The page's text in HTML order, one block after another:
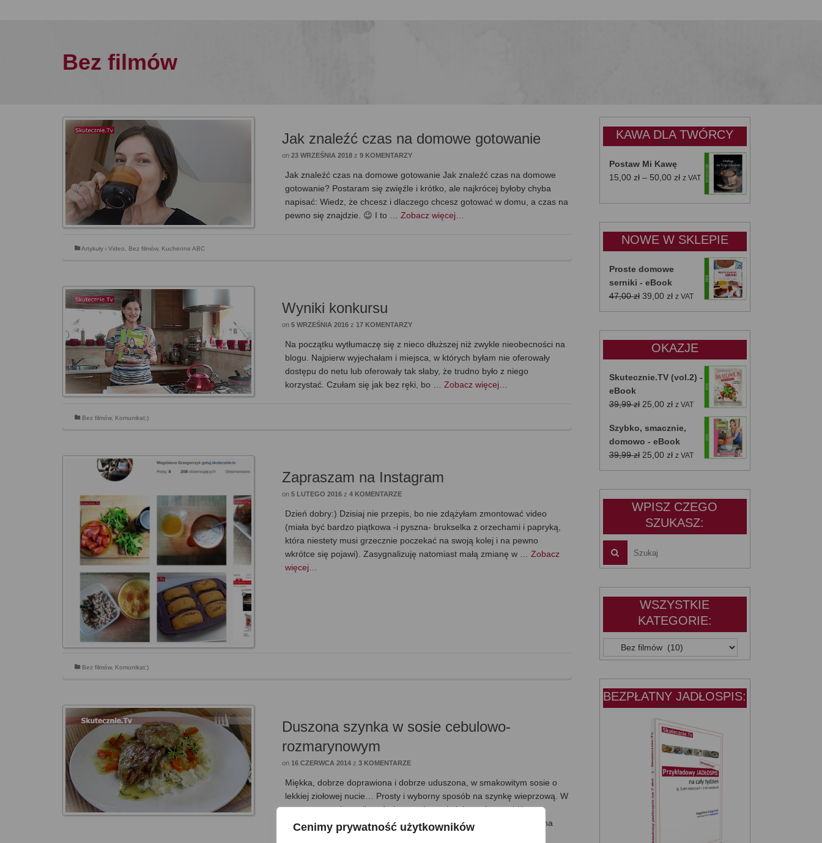
Cenimy prywatność użytkowników
Bez filmów
Jak znaleźć czas na domowe gotowanie
on23 WRZEŚNIA 2018 z9 KOMENTARZY
Jak znaleźć czas na domowe gotowanie Jak znaleźć czas na domowe
gotowanie? Postaram się zwięźle i krótko, ale najkrócej byłoby chyba
napisać: Wiedz, że chcesz i dlaczego chcesz gotować w domu, a czas na
pewno się znajdzie. 😉 I to …Zobacz więcej…
Artykuły i Video, Bez filmów, Kuchenne ABC
Wyniki konkursu
on5 WRZEŚNIA 2016 z 17 KOMENTARZY
Na początku wytłumaczę się z nieco dłuższej niż zwykle nieobecności na
blogu. Najpierw wyjechałam i miejsca, w których byłam nie oferowały
dostępu do netu lub oferowały tak słaby, że trudno było z niego
korzystać. Czułam się jak bez ręki, bo …Zobacz więcej…
Bez filmów, Komunikat:)
Zapraszam na Instagram
on5 LUTEGO 2016 z4 KOMENTARZE
Dzień dobry:) Dzisiaj nie przepis, bo nie zdążyłam zmontować video
(miała być bardzo piątkowa -i pyszna- brukselka z orzechami i papryką,
która niestety musi grzecznie poczekać na swoją kolej i na pewno
wkrótce się pojawi). Zasygnalizuję natomiast małą zmianę w …Zobacz
więcej…
Bez filmów, Komunikat:)
Duszona szynka w sosie cebulowo-
rozmarynowym
on 16 CZERWCA 2014 z3 KOMENTARZE
Miękka, dobrze doprawiona i dobrze uduszona, w smakowitym sosie o
lekkiej ziołowej nucie… Prosty i wyborny sposób na szynkę wieprzową. W
prezentowanej wersji na 4 plastry, ale spokojnie można zrobić w
większych ilościach, podsmażać stopniowo, usmażone przekładać na
Zobacz więcej…
KAWA DLA TWÓRCY
Postaw Mi Kawę
15,00 zł – 50,00 złZakres
od
do
50,00 zł
z VAT
NOWE W SKLEPIE
Proste domowe
serniki - eBook
47,00zł Pierwotna
cena
39,00 złAktualna
cena
z VAT
OKAZJE
Skutecznie.TV (vol.2) -
eBook
39,99zł Pierwotna
wynosiła:
39,99 zł.
25,00 złAktualna
wynosi:
25,00 zł.
z VAT
Szybko, smacznie,
domowo - eBook
39,99zł Pierwotna
cena
25,00 złAktualna
cena
z VAT
WPISZ CZEGO
SZUKASZ:
WSZYSTKIE
KATEGORIE:
WSZYSTKIE
KATEGORIE:
BEZPŁATNY JADŁOSPIS: